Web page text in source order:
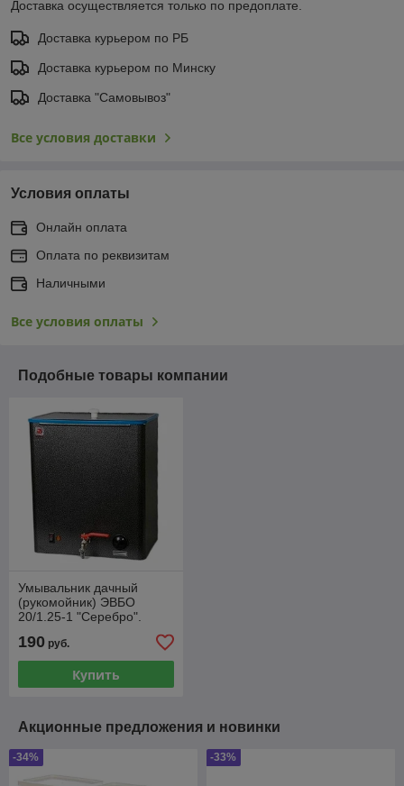
Доставка осуществляется только по предоплате.
Доставка курьером по РБ
Доставка курьером по Минску
Доставка "Самовывоз"
Все условия доставки
Условия оплаты
Онлайн оплата
Оплата по реквизитам
Наличными
Все условия оплаты
Подобные товары компании
Умывальник дачный
(рукомойник) ЭВБО
20/1.25-1 "Серебро".
190 руб.
Купить
Акционные предложения и новинки
-34% -33%